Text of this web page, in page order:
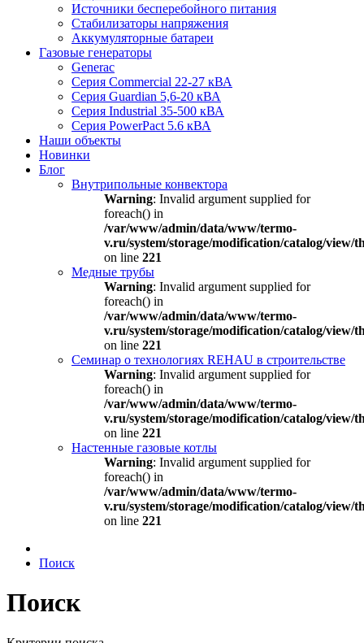
Источники бесперебойного питания
Стабилизаторы напряжения
Аккумуляторные батареи
Газовые генераторы
Generac
Серия Commercial 22-27 кВА
Серия Guardian 5,6-20 кВА
Серия Industrial 35-500 кВА
Серия PowerPact 5.6 кВА
Наши объекты
Новинки
Блог
Внутрипольные конвектора
Warning: Invalid argument supplied for
foreach() in
/var/www/admin/data/www/termo-
v.ru/system/storage/modification/catalog/view/
on line 221
Медные трубы
Warning: Invalid argument supplied for
foreach() in
/var/www/admin/data/www/termo-
v.ru/system/storage/modification/catalog/view/
on line 221
Семинар о технологиях REHAU в строительстве
Warning: Invalid argument supplied for
foreach() in
/var/www/admin/data/www/termo-
v.ru/system/storage/modification/catalog/view/
on line 221
Настенные газовые котлы
Warning: Invalid argument supplied for
foreach() in
/var/www/admin/data/www/termo-
v.ru/system/storage/modification/catalog/view/
on line 221
Поиск
Поиск